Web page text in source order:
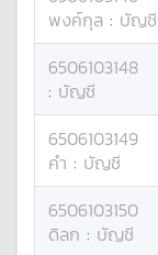
พงค์กุล : บัญชี
6506103148
: บัญชี
6506103149
คำ : บัญชี
6506103150
ดิลก : บัญชี